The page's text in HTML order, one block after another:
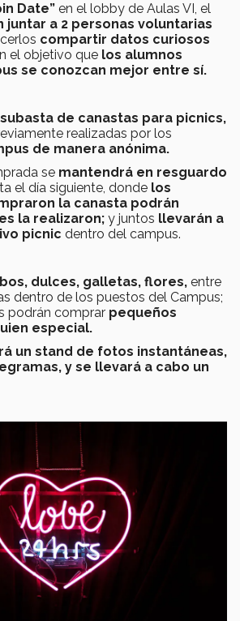
Date” en el lobby de Aulas VI, el
juntar a 2 personas voluntarias
compartir datos curiosos
el objetivo que los alumnos
se conozcan mejor entre sí.
de canastas para picnics,
realizadas por los
de manera anónima.
se mantendrá en resguardo
el día siguiente, donde los
la canasta podrán
la realizaron; y juntos llevarán a
picnic dentro del campus.
dulces, galletas, flores, entre
dentro de los puestos del Campus;
podrán comprar pequeños
especial.
un stand de fotos instantáneas,
y se llevará a cabo un